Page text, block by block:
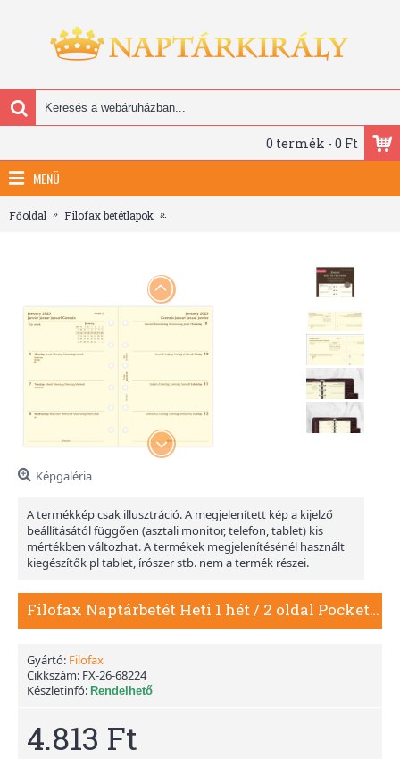
0 termék - 0 Ft
MENÜ
Főoldal Filofax betétlapok
Képgaléria
A termékkép csak illusztráció. A megjelenített kép a kijelző
beállításától függően (asztali monitor, telefon, tablet) kis
mértékben változhat. A termékek megjelenítésénél használt
kiegészítők pl tablet, írószer stb. nem a termék részei.
Filofax Naptárbetét Heti 1 hét / 2 oldal Pocket Krém 2026
Gyártó: Filofax
Cikkszám: FX-26-68224
Készletinfó: Rendelhető
4.813 Ft